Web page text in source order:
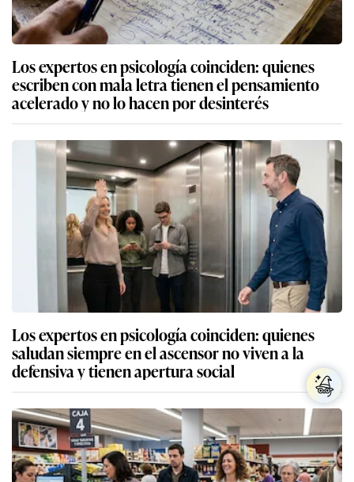
Los expertos en psicología coinciden: quienes
escriben con mala letra tienen el pensamiento
acelerado y no lo hacen por desinterés
Los expertos en psicología coinciden: quienes
saludan siempre en el ascensor no viven a la
defensiva y tienen apertura social